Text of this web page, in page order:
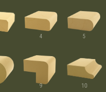
4 5
10
9